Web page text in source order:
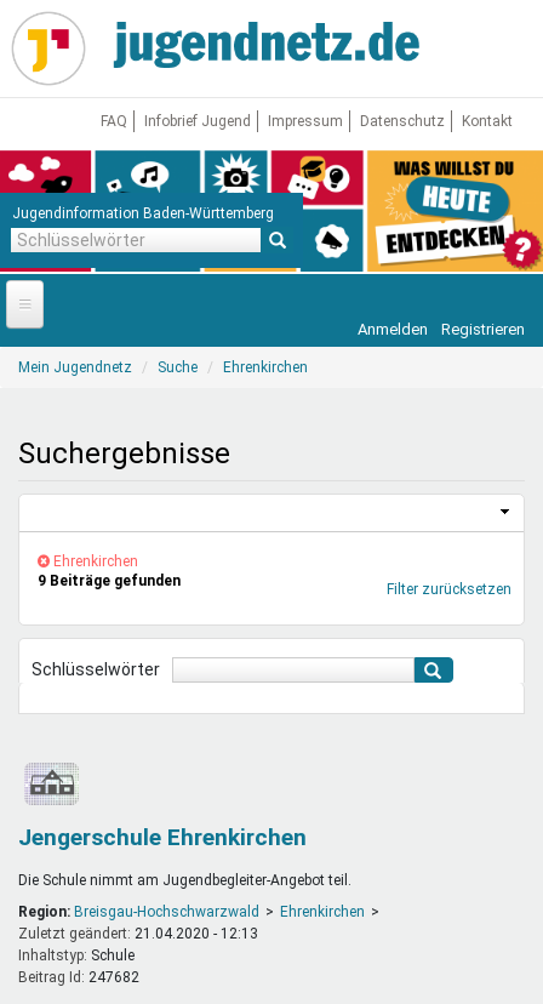
Direkt
zum
Inhalt
FAQ Infobrief Jugend Impressum Datenschutz Kontakt
Jugendinformation Baden-Württemberg
Startseite
Freizeit & Reisen
Mentoren & Projekte
Schule & Beruf
Anmelden Registrieren
Sie
Mein Jugendnetz Suche Ehrenkirchen
Suchergebnisse
(-) Ehrenkirchen-
Filter
Ehrenkirchen
Filter zurücksetzen
9 Beiträge gefunden
Schlüsselwörter
Jengerschule Ehrenkirchen
Die Schule nimmt am Jugendbegleiter-Angebot teil.
Region: Breisgau-Hochschwarzwald
Ehrenkirchen
Zuletzt geändert: 21.04.2020 - 12:13
Inhaltstyp:
schule
Beitrag Id: 247682